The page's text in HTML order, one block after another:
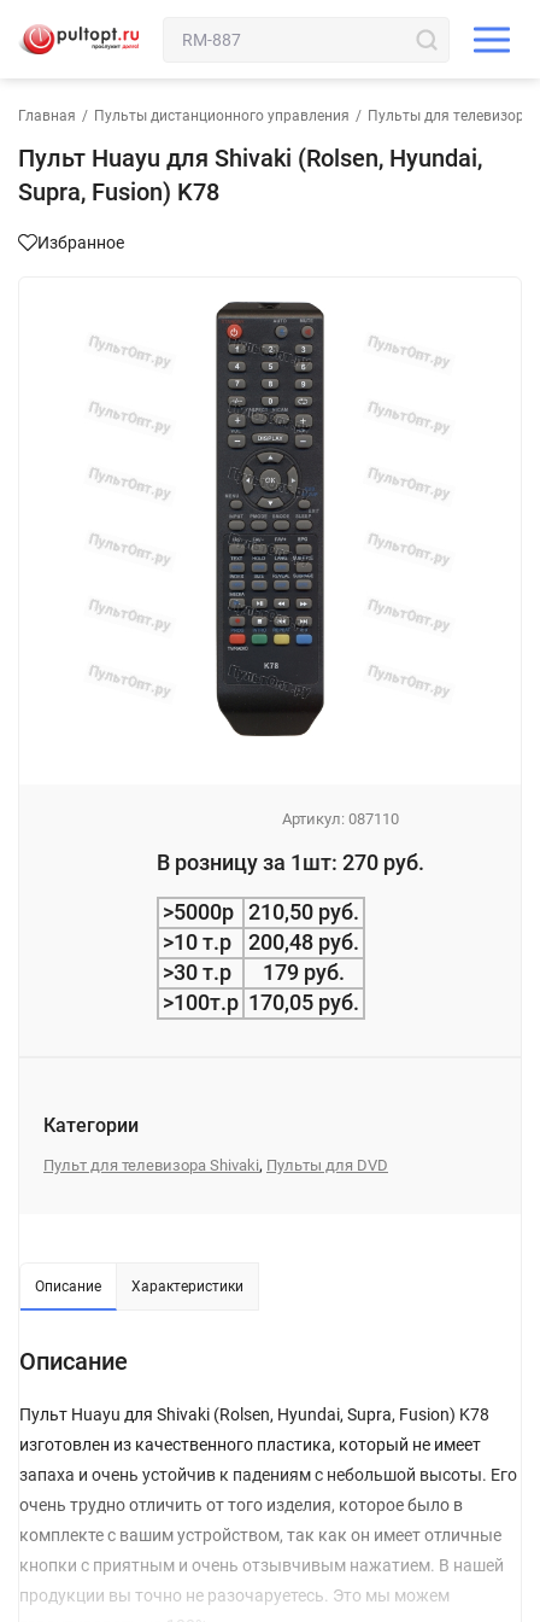
Главная / Пульты дистанционного управления / Пульты для телевизора
Пульт Huayu для Shivaki (Rolsen, Hyundai,
Supra, Fusion) K78
Избранное
Артикул: 087110
В розницу за 1шт: 270 руб.
>5000р 210,50 руб.
>10 т.р
200,48 руб.
>30 т.р
179 руб.
>100т.р 170,05 руб.
Категории
Пульт для телевизора Shivaki, Пульты для DVD
Описание Характеристики
Описание
Пульт Huayu для Shivaki (Rolsen, Hyundai, Supra, Fusion) K78
изготовлен из качественного пластика, который не имеет
запаха и очень устойчив к падениям с небольшой высоты. Его
очень трудно отличить от того изделия, которое было в
комплекте с вашим устройством, так как он имеет отличные
кнопки с приятным и очень отзывчивым нажатием. В нашей
продукции вы точно не разочаруетесь. Это мы можем